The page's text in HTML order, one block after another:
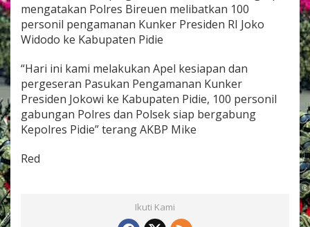
e
r
g
e
r
a
n
P
a
mengatakan Polres Bireuen melibatkan 100
personil pengamanan Kunker Presiden RI Joko
Widodo ke Kabupaten Pidie
“Hari ini kami melakukan Apel kesiapan dan
pergeseran Pasukan Pengamanan Kunker
Presiden Jokowi ke Kabupaten Pidie, 100 personil
gabungan Polres dan Polsek siap bergabung
Kepolres Pidie” terang AKBP Mike
Red
Ikuti Kami